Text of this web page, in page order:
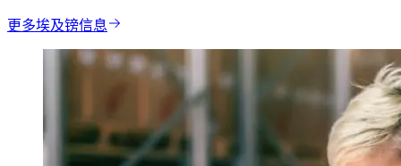
更多埃及镑信息